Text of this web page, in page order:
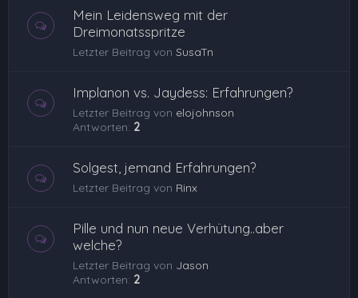
Mein Leidensweg mit der
Dreimonatsspritze
Letzter Beitrag von SusaTn
Implanon vs. Jaydess: Erfahrungen?
Letzter Beitrag von elojohnson
Antworten: 2
Solgest, jemand Erfahrungen?
Letzter Beitrag von Rinx
Pille und nun neue Verhütung..aber
welche?
Letzter Beitrag von Jason
Antworten: 2